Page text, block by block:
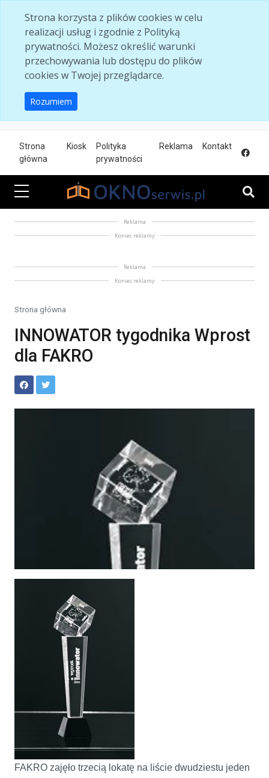
Strona korzysta z plików cookies w celu
realizacji usług i zgodnie z Polityką
prywatności. Możesz określić warunki
przechowywania lub dostępu do plików
cookies w Twojej przeglądarce.
Rozumiem
Strona
główna
Kiosk
Polityka
prywatności
Reklama Kontakt
Reklama
Koniec reklamy
Reklama
Koniec reklamy
Strona główna
INNOWATOR tygodnika Wprost
dla FAKRO
FAKRO zajęło trzecią lokatę na liście dwudziestu jeden